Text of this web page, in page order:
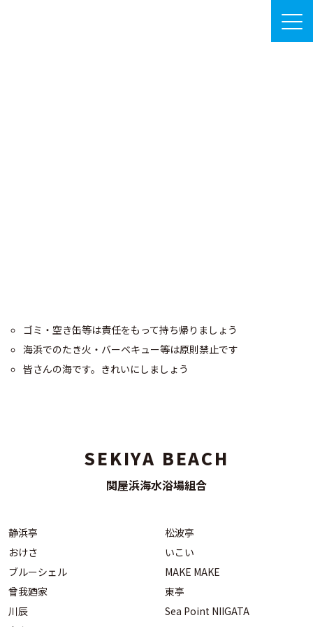
ゴミ・空き缶等は責任をもって持ち帰りましょう
海浜でのたき火・バーベキュー等は原則禁止です
皆さんの海です。きれいにしましょう
SEKIYA BEACH
関屋浜海水浴場組合
静浜亭
おけさ
ブルーシェル
曾我廼家
川辰
松波亭
いこい
MAKE MAKE
東亭
Sea Point NIIGATA